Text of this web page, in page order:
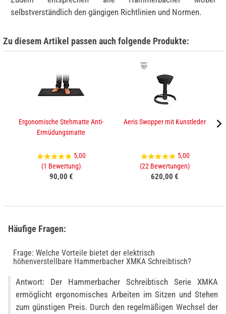
selbstverständlich den gängigen Richtlinien und Normen.
Zu diesem Artikel passen auch folgende Produkte:
Ergonomische Stehmatte Anti-
Ermüdungsmatte
5,00
(1 Bewertung)
90,00 €
Aeris Swopper mit Kunstleder
5,00
(22 Bewertungen)
620,00 €
Häufige Fragen:
Frage: Welche Vorteile bietet der elektrisch
höhenverstellbare Hammerbacher XMKA Schreibtisch?
Antwort: Der Hammerbacher Schreibtisch Serie XMKA
ermöglicht ergonomisches Arbeiten im Sitzen und Stehen
zum günstigen Preis. Durch den regelmäßigen Wechsel der